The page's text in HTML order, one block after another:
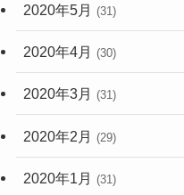
2020年5月 (31)
2020年4月 (30)
2020年3月 (31)
2020年2月 (29)
2020年1月 (31)